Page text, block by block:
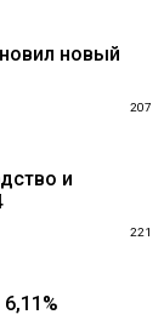
новый
207
и
221